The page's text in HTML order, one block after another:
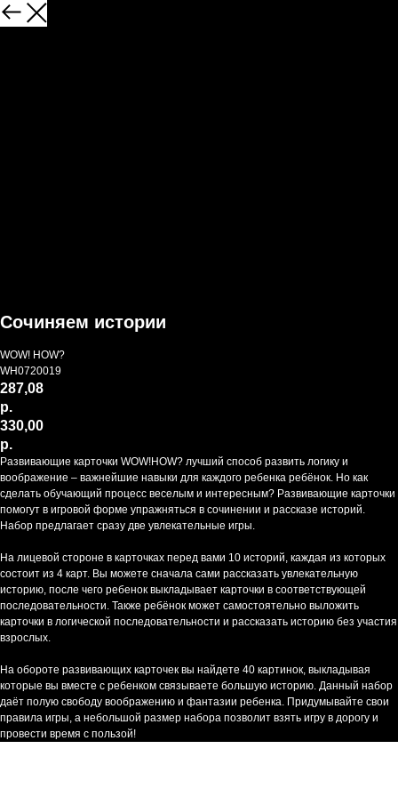
Сочиняем истории
WOW! HOW?
WH0720019
287,08
р.
330,00
р.
Развивающие карточки WOW!HOW? лучший способ развить логику и
воображение – важнейшие навыки для каждого ребенка ребёнок. Но как
сделать обучающий процесс веселым и интересным? Развивающие карточки
помогут в игровой форме упражняться в сочинении и рассказе историй.
Набор предлагает сразу две увлекательные игры.
На лицевой стороне в карточках перед вами 10 историй, каждая из которых
состоит из 4 карт. Вы можете сначала сами рассказать увлекательную
историю, после чего ребенок выкладывает карточки в соответствующей
последовательности. Также ребёнок может самостоятельно выложить
карточки в логической последовательности и рассказать историю без участия
взрослых.
На обороте развивающих карточек вы найдете 40 картинок, выкладывая
которые вы вместе с ребенком связываете большую историю. Данный набор
даёт полую свободу воображению и фантазии ребенка. Придумывайте свои
правила игры, а небольшой размер набора позволит взять игру в дорогу и
провести время с пользой!